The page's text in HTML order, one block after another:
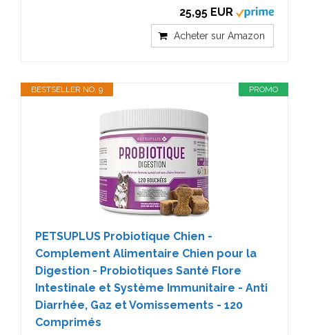
25,95 EUR
Acheter sur Amazon
PROMO
BESTSELLER NO. 9
PETSUPLUS Probiotique Chien -
Complement Alimentaire Chien pour la
Digestion - Probiotiques Santé Flore
Intestinale et Système Immunitaire - Anti
Diarrhée, Gaz et Vomissements - 120
Comprimés